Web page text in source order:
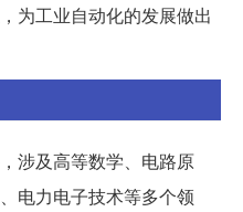
为工业自动化的发展做出
涉及高等数学、电路原
电力电子技术等多个领